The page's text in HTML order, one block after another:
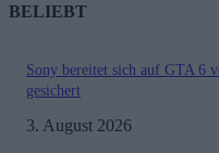
BELIEBT
Sony bereitet sich auf GTA 6
gesichert
3. August 2026